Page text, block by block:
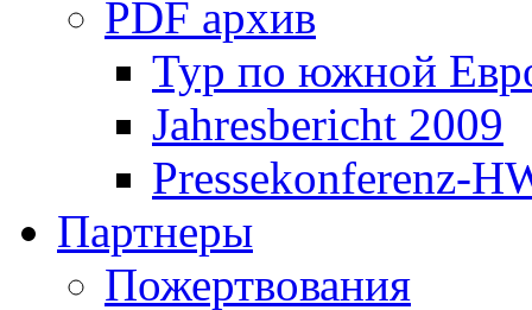
PDF архив
Тур по южной
Jahresbericht 2009
Pressekonferenz-
Партнеры
Пожертвования